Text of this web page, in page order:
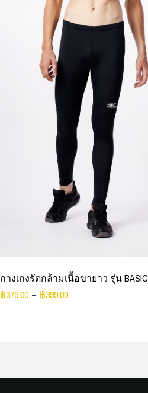
กางเกงรัดกล้ามเนื้อขายาว รุ่น BASIC
฿379.00 – ฿399.00